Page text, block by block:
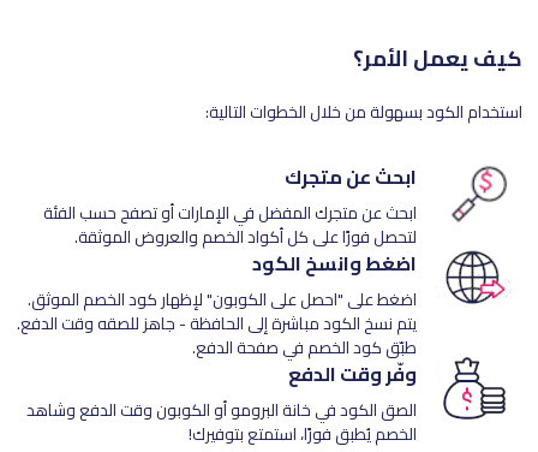
كيف يعمل الأمر؟
استخدام الكود بسهولة من خلال الخطوات التالية:
ابحث عن متجرك
ابحث عن متجرك المفضل في الإمارات أو تصفح حسب الفئة
لتحصل فورًا على كل أكواد الخصم والعروض الموثقة.
اضغط وانسخ الكود
اضغط على "احصل على الكوبون" لإظهار كود الخصم الموثق.
يتم نسخ الكود مباشرة إلى الحافظة - جاهز للصقه وقت الدفع.
طبّق كود الخصم في صفحة الدفع.
وفّر وقت الدفع
الصق الكود في خانة البرومو أو الكوبون وقت الدفع وشاهد
الخصم يُطبق فورًا، استمتع بتوفيرك!